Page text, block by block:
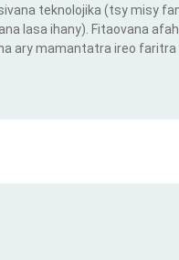
teknolojika (tsy misy
lasa ihany). Fitaovana
ary mamantatra ireo faritra